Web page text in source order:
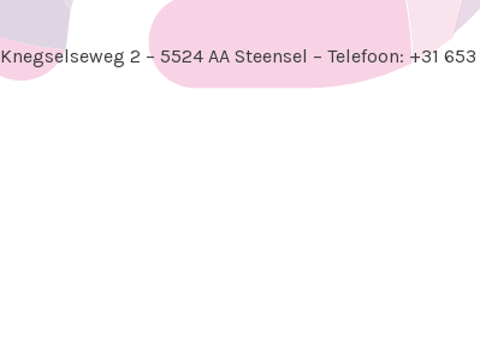
Knegselseweg 2 – 5524 AA Steensel – Telefoon: +31